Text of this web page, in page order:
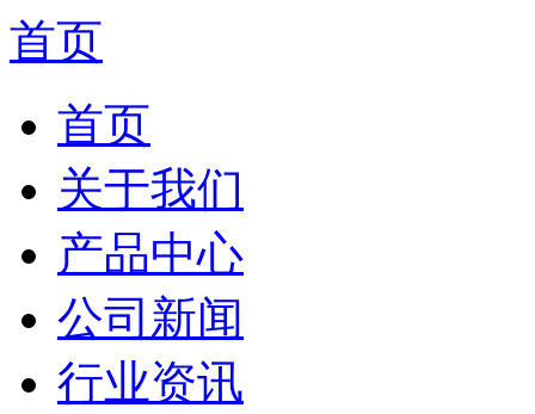
首页
首页
关于我们
产品中心
公司新闻
行业资讯